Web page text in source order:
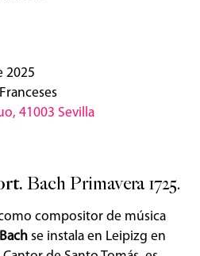
2025
41003 Sevilla
Bach Primavera 1725.
compositor de música
Bach se instala en Leipizg en